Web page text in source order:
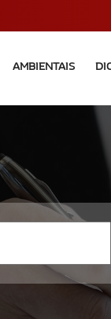
AMBIENTAIS